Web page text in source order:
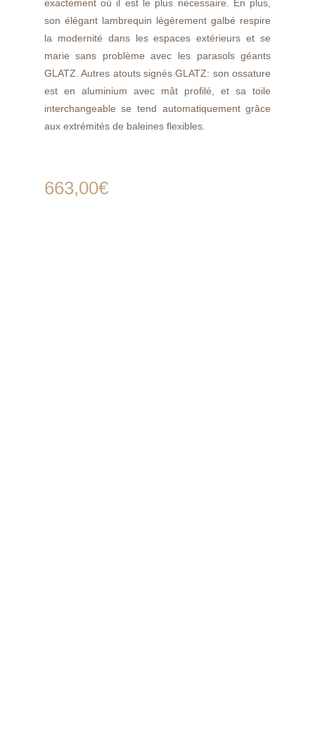
exactement où il est le plus nécessaire. En plus,
son élégant lambrequin légèrement galbé respire
la modernité dans les espaces extérieurs et se
marie sans problème avec les parasols géants
GLATZ. Autres atouts signés GLATZ: son ossature
est en aluminium avec mât profilé, et sa toile
interchangeable se tend automatiquement grâce
aux extrémités de baleines flexibles.
663,00€